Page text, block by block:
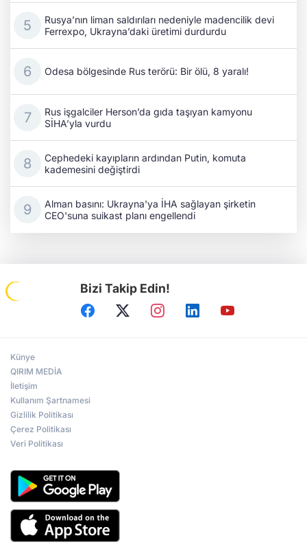
Rusya’nın liman saldırıları nedeniyle madencilik devi
Ferrexpo, Ukrayna’daki üretimi durdurdu
Odesa bölgesinde Rus terörü: Bir ölü, 8 yaralı!
Rus işgalciler Herson’da gıda taşıyan kamyonu
SİHA’yla vurdu
Cephedeki kayıpların ardından Putin, komuta
kademesini değiştirdi
Alman basını: Ukrayna'ya İHA sağlayan şirketin
CEO'suna suikast planı engellendi
Bizi Takip Edin!
Künye
QIRIM MEDİA
İletişim
Kullanım Şartnamesi
Gizlilik Politikası
Çerez Politikası
Veri Politikası